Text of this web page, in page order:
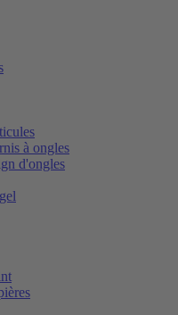
à ongles
d'ongles